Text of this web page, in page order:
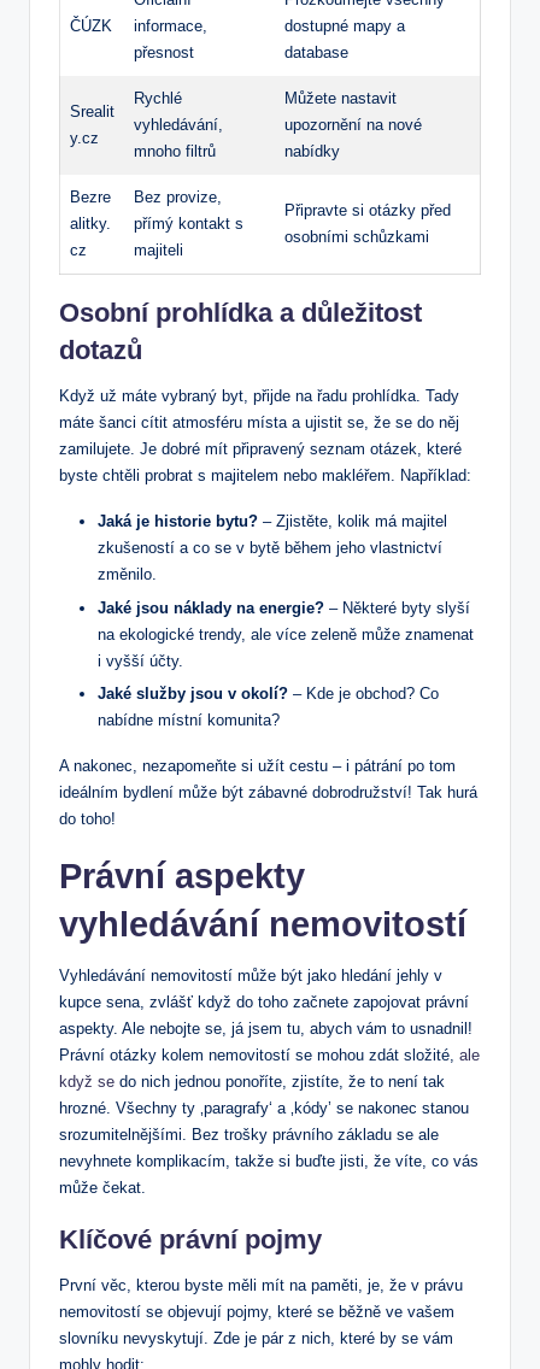
ČÚZK
informace,
přesnost
dostupné mapy a
database
Srealit
y.cz
Rychlé
vyhledávání,
‌mnoho filtrů
Můžete nastavit
upozornění na⁤ nové
nabídky
Bezre
alitky.
cz
Bez provize,
přímý kontakt‌ s
majiteli
Připravte si ‌otázky před
osobními‌ schůzkami
Osobní prohlídka a důležitost
⁤dotazů
Když už ⁢máte vybraný byt, přijde na řadu⁢ prohlídka.⁢ Tady
‍máte šanci cítit atmosféru⁢ místa a ⁢ujistit ‍se, ⁢že se do ‌něj
zamilujete. Je dobré mít připravený ‍seznam otázek, ​které
byste chtěli probrat s majitelem nebo makléřem. Například:
Jaká je historie⁣ bytu? – Zjistěte, kolik má majitel
⁣zkušeností a ⁢co⁤ se v ⁤bytě během jeho vlastnictví
změnilo.
Jaké ⁤jsou náklady ‌na energie? ⁢– Některé byty slyší
na ekologické trendy, ale více ​zeleně může znamenat
i vyšší účty.
Jaké služby jsou v okolí? – ​Kde je obchod? Co
nabídne místní komunita?
A nakonec, nezapomeňte⁢ si užít ​cestu – i ⁢pátrání po tom
ideálním⁤ bydlení může být zábavné⁢ dobrodružství!⁣ Tak hurá⁤
do toho!
Právní aspekty
vyhledávání nemovitostí
Vyhledávání ​nemovitostí může být jako hledání jehly v
kupce ‌sena,​ zvlášť když do toho začnete zapojovat právní​
aspekty.‍ Ale​ nebojte ​se,‍ já jsem tu, abych vám to usnadnil!
Právní‍ otázky kolem nemovitostí se mohou zdát složité, ale
když se do​ nich ⁣jednou ponoříte, zjistíte,⁤ že to není ‌tak⁤
hrozné.‍ Všechny ty ‚paragrafy‘ a ‚kódy’‌ se nakonec stanou
srozumitelnějšími. Bez ​trošky​ právního základu se ale
nevyhnete komplikacím, takže si‍ buďte⁣ jisti, že víte, co vás
může čekat.
Klíčové právní pojmy
První věc, ​kterou byste měli mít na paměti,⁣ je, že‌ v ⁤právu
nemovitostí se objevují pojmy, ​které se běžně ve vašem ​
slovníku⁢ nevyskytují. Zde je pár ⁤z nich, které⁢ by se vám
mohly ‌hodit: